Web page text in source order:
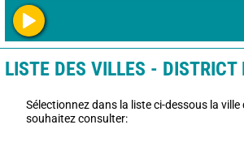
LISTE DES VILLES - DISTRICT
Sélectionnez dans la liste ci-dessous la ville
souhaitez consulter: